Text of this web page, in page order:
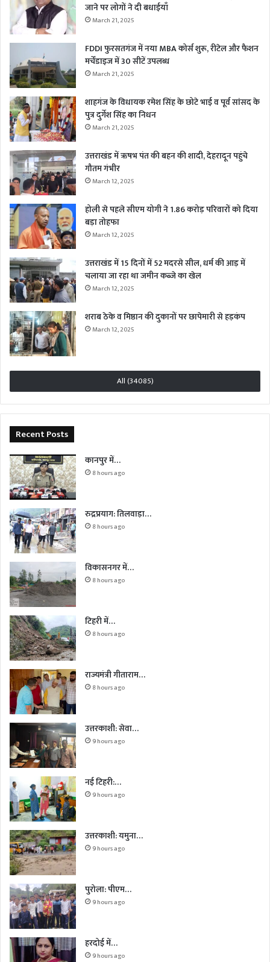
जाने पर लोगों ने दी बधाईयाँ
March 21, 2025
FDDI फुरसतगंज में नया MBA कोर्स शुरू, रीटेल और फैशन
मर्चेंडाइज में 30 सीटें उपलब्ध
March 21, 2025
शाहगंज के विधायक रमेश सिंह के छोटे भाई व पूर्व सांसद के
पुत्र दुर्गेश सिंह का निधन
March 21, 2025
उत्तराखंड में ऋषभ पंत की बहन की शादी, देहरादून पहुंचे
गौतम गंभीर
March 12, 2025
होली से पहले सीएम योगी ने 1.86 करोड़ परिवारों को दिया
बड़ा तोहफा
March 12, 2025
उत्तराखंड में 15 दिनों में 52 मदरसे सील, धर्म की आड़ में
चलाया जा रहा था जमीन कब्जे का खेल
March 12, 2025
शराब ठेके व मिष्ठान की दुकानों पर छापेमारी से हड़कंप
March 12, 2025
All (34085)
Recent Posts
कानपुर में…
8 hours ago
रुद्रप्रयाग: तिलवाड़ा…
8 hours ago
विकासनगर में…
8 hours ago
टिहरी में…
8 hours ago
राज्यमंत्री गीताराम…
8 hours ago
उत्तरकाशी: सेवा…
9 hours ago
नई टिहरी:…
9 hours ago
उत्तरकाशी: यमुना…
9 hours ago
पुरोला: पीएम…
9 hours ago
हरदोई में…
9 hours ago